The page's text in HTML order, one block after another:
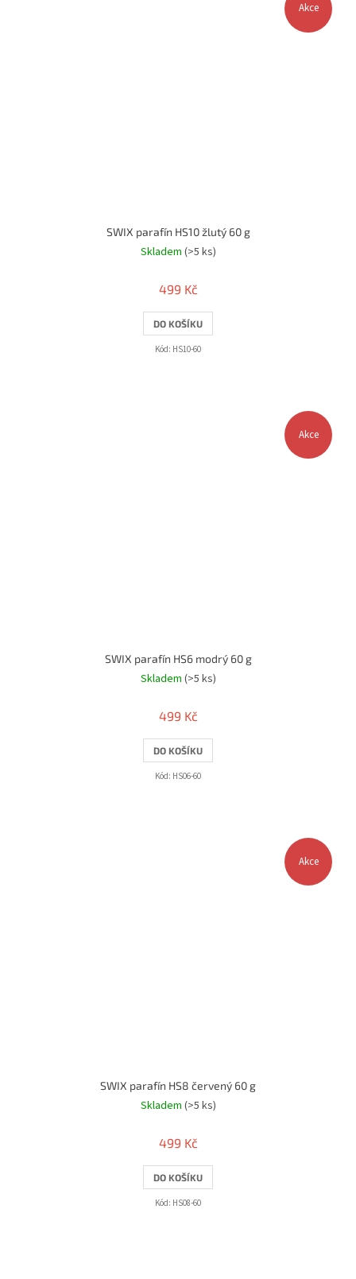
Akce
SWIX parafín HS10 žlutý 60 g
Skladem (>5 ks)
499 Kč
DO KOŠÍKU
Kód: HS10-60
Akce
SWIX parafín HS6 modrý 60 g
Skladem (>5 ks)
499 Kč
DO KOŠÍKU
Kód: HS06-60
Akce
SWIX parafín HS8 červený 60 g
Skladem (>5 ks)
499 Kč
DO KOŠÍKU
Kód: HS08-60